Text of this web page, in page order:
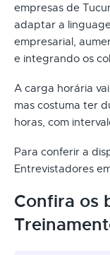
empresas de
adaptar a
empresarial,
e integrando os
A carga horária
mas costuma ter
horas, com
Para conferir a
Entrevistadores
Confira os